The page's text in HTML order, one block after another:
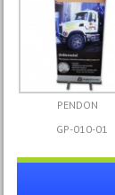
PENDON
GP-010-01